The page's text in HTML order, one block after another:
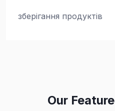
зберігання продуктів
Our